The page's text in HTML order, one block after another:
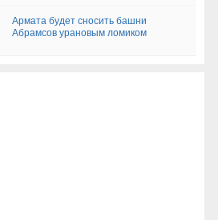
Армата будет сносить башни
Абрамсов урановым ломиком